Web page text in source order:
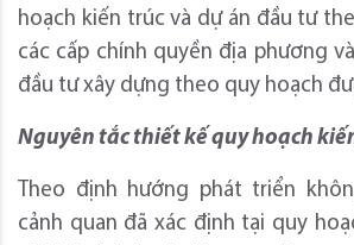
hoạch kiến trúc và dự án đầu tư
các cấp chính quyền địa phương
đầu tư xây dựng theo quy hoạch
Nguyên tắc thiết kế quy hoạch
Theo định hướng phát triển
cảnh quan đã xác định tại quy